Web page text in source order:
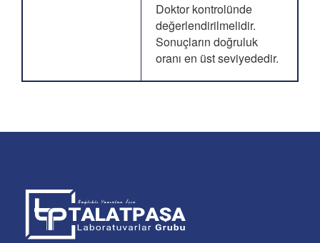
Doktor kontrolünde
değerlendirilmelidir.
Sonuçların doğruluk
oranı en üst seviyededir.